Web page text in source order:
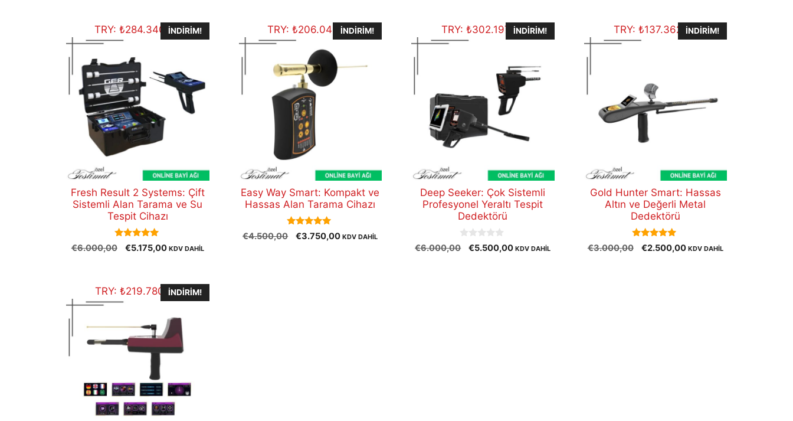
€4.300,00.
€2.100,00.
€2.200,00.
TRY:₺284.340,38İNDIRIM!
Fresh Result 2 Systems: Çift
Sistemli Alan Tarama ve Su
Tespit Cihazı
5.00
out of 5
€6.000,00
Orijinal
€5.175,00Şu
€5.175,00.
KDV DAHİL
TRY: ₺206.043,75İNDIRIM!
Easy Way Smart: Kompakt ve
Hassas Alan Tarama Cihazı
5.00
out of 5
€4.500,00
Orijinal
€3.750,00Şu
KDV DAHİL
TRY: ₺302.197,50İNDIRIM!
Deep Seeker: Çok Sistemli
Profesyonel Yeraltı Tespit
Dedektörü
0
o
€6.000,00
Orijinal
€5.500,00Şu
KDV DAHİL
TRY: ₺137.362,50İNDIRIM!
Gold Hunter Smart: Hassas
Altın ve Değerli Metal
Dedektörü
5.00
out of 5
€3.000,00
Orijinal
€2.500,00Şu
KDV DAHİL
TRY:₺219.780,00İNDIRIM!